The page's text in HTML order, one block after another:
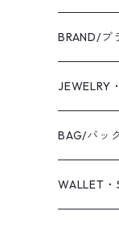
BRAND/ブ
WAS
2019 S/S
Coaling
JEWELRY
RING/リン
PIERCED
BAG/バッ
CANVAS/
WALLET